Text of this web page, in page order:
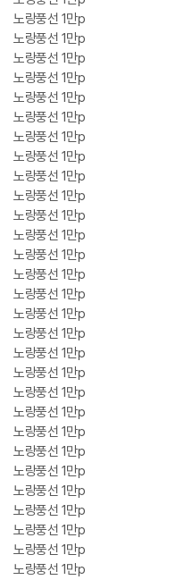
노랑풍선 1만p
노랑풍선 1만p
노랑풍선 1만p
노랑풍선 1만p
노랑풍선 1만p
노랑풍선 1만p
노랑풍선 1만p
노랑풍선 1만p
노랑풍선 1만p
노랑풍선 1만p
노랑풍선 1만p
노랑풍선 1만p
노랑풍선 1만p
노랑풍선 1만p
노랑풍선 1만p
노랑풍선 1만p
노랑풍선 1만p
노랑풍선 1만p
노랑풍선 1만p
노랑풍선 1만p
노랑풍선 1만p
노랑풍선 1만p
노랑풍선 1만p
노랑풍선 1만p
노랑풍선 1만p
노랑풍선 1만p
노랑풍선 1만p
노랑풍선 1만p
노랑풍선 1만p